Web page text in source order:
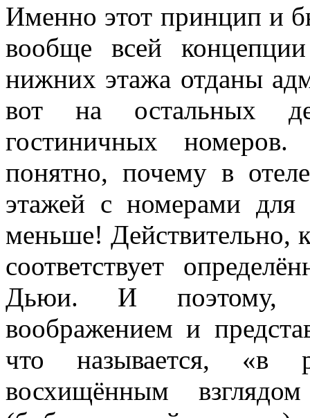
Именно этот принцип и
вообще всей
нижних этажа отданы
вот на остальных
гостиничных
понятно, почему в
этажей с номерами
меньше! Действительно,
соответствует
Дьюи. И поэтому,
воображением и
что называется, «в
восхищённым